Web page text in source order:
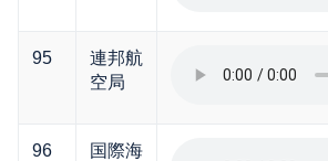
95
連邦航
空局
96
国際海